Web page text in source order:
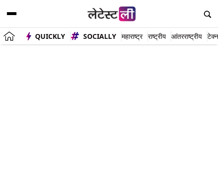
QUICKLY SOCIALLY महाराष्ट्र राष्ट्रीय आंतरराष्ट्रीय